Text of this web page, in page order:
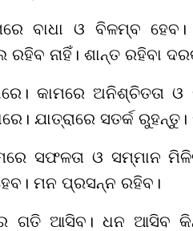
ବାଧା ଓ ବିଳମ୍ବ
ନାହିଁ। ଶାନ୍ତ ରହିବା
କାମରେ ଅନିଶ୍ଚିତତା
ଯାତ୍ରାରେ ସତର୍କ
ସଫଳତା ଓ ସମ୍ମାନ
ମନ ପ୍ରସନ୍ନ ରହିବ।
ଗତି ଆସିବ। ଧନ ଆସିବ